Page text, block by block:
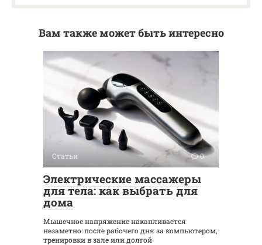
Вам также может быть интересно
Статьи 0
Электрические массажеры
для тела: как выбрать для
дома
Мышечное напряжение накапливается
незаметно: после рабочего дня за компьютером,
тренировки в зале или долгой